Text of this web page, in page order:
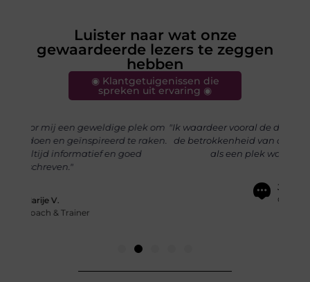
Luister naar wat onze
gewaardeerde lezers te zeggen
hebben
◉ Klantgetuigenissen die
spreken uit ervaring ◉
"Ik waardeer vooral de diversiteit aan onderwerpen en
de betrokkenheid van de community. Het voelt echt
als een plek waar je gehoord wordt."